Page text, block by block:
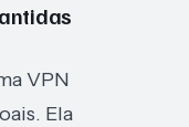
VPN
Ela